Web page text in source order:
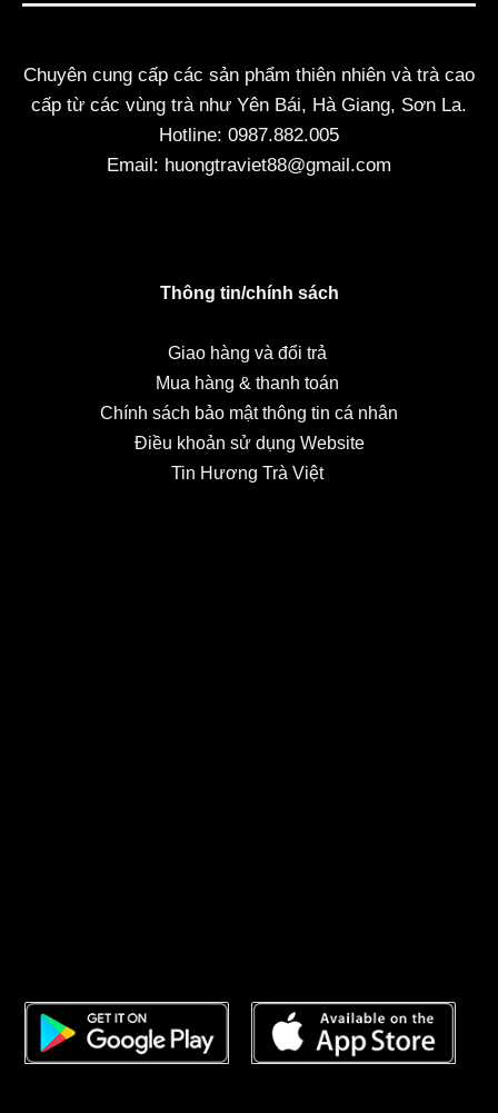
Chuyên cung cấp các sản phẩm thiên nhiên và trà cao
cấp từ các vùng trà như Yên Bái, Hà Giang, Sơn La.
Hotline: 0987.882.005
Email: huongtraviet88@gmail.com
Thông tin/chính sách
Giao hàng và đổi trả
Mua hàng & thanh toán
Chính sách bảo mật thông tin cá nhân
Điều khoản sử dụng Website
Tin Hương Trà Việt